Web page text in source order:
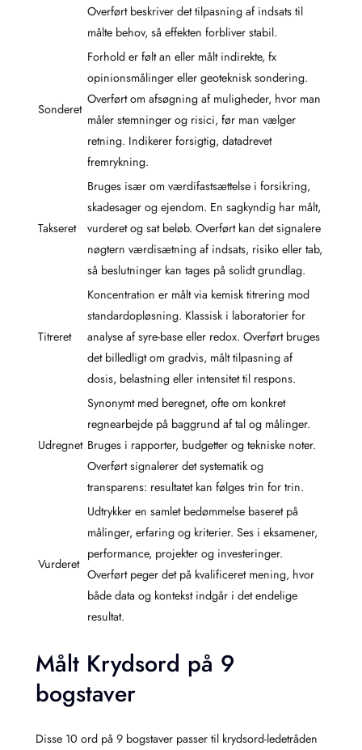
Overført beskriver det tilpasning af indsats til
målte behov, så effekten forbliver stabil.
Sonderet
Forhold er følt an eller målt indirekte, fx
opinionsmålinger eller geoteknisk sondering.
Overført om afsøgning af muligheder, hvor man
måler stemninger og risici, før man vælger
retning. Indikerer forsigtig, datadrevet
fremrykning.
Takseret
Bruges især om værdifastsættelse i forsikring,
skadesager og ejendom. En sagkyndig har målt,
vurderet og sat beløb. Overført kan det signalere
nøgtern værdisætning af indsats, risiko eller tab,
så beslutninger kan tages på solidt grundlag.
Titreret
Koncentration er målt via kemisk titrering mod
standardopløsning. Klassisk i laboratorier for
analyse af syre-base eller redox. Overført bruges
det billedligt om gradvis, målt tilpasning af
dosis, belastning eller intensitet til respons.
Udregnet
Synonymt med beregnet, ofte om konkret
regnearbejde på baggrund af tal og målinger.
Bruges i rapporter, budgetter og tekniske noter.
Overført signalerer det systematik og
transparens: resultatet kan følges trin for trin.
Vurderet
Udtrykker en samlet bedømmelse baseret på
målinger, erfaring og kriterier. Ses i eksamener,
performance, projekter og investeringer.
Overført peger det på kvalificeret mening, hvor
både data og kontekst indgår i det endelige
resultat.
Målt Krydsord på 9
bogstaver
Disse 10 ord på 9 bogstaver passer til krydsord-ledetråden